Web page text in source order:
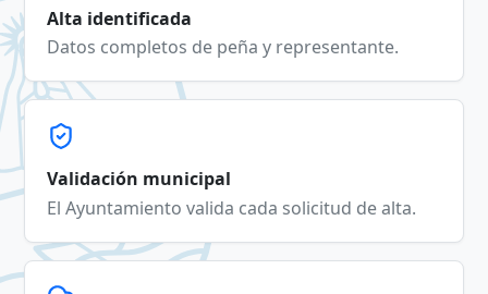
Alta identificada
Datos completos de peña y representante.
Validación municipal
El Ayuntamiento valida cada solicitud de alta.